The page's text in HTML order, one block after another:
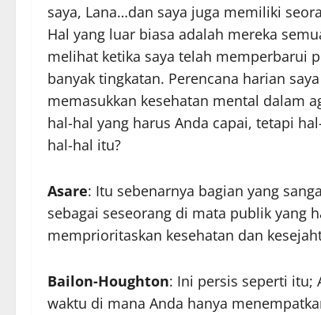
saya, Lana…dan saya juga memiliki
Hal yang luar biasa adalah mereka
melihat ketika saya telah memperbarui
banyak tingkatan. Perencana harian
memasukkan kesehatan mental dalam
hal-hal yang harus Anda capai, tetapi
hal-hal itu?
Asare: Itu sebenarnya bagian yang
sebagai seseorang di mata publik yang
memprioritaskan kesehatan dan
Bailon-Houghton: Ini persis seperti itu;
waktu di mana Anda hanya